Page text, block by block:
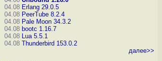
04.08 Erlang 29.0.5
04.08 PeerTube 8.2.4
04.08 Pale Moon 34.3.2
04.08 bootc 1.16.7
04.08 Lua 5.5.1
04.08 Thunderbird 153.0.2
далее>>